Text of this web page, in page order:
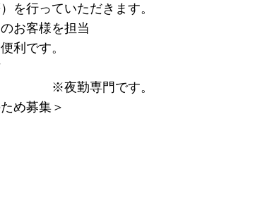
を行っていただきます。
お客様を担当
利です。
※夜勤専門です。
め募集＞